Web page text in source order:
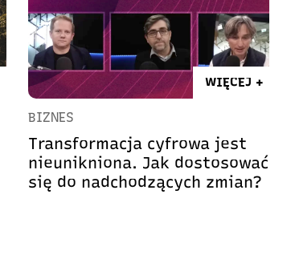
WIĘCEJ +
BIZNES
Transformacja cyfrowa jest
nieunikniona. Jak dostosować
się do nadchodzących zmian?